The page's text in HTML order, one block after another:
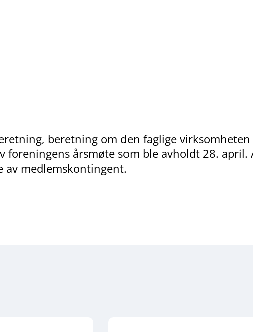
beretning om den faglige
foreningens årsmøte som ble avholdt 28.
av medlemskontingent.